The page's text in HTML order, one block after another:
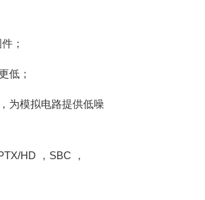
；
低；
为模拟电路提供低噪
HD ，SBC ，